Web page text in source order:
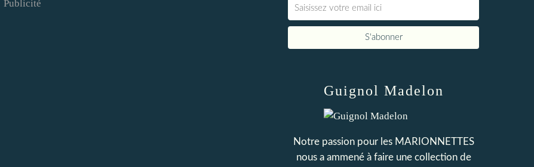
Publicité
Guignol Madelon
Notre passion pour les MARIONNETTES
nous a ammené à faire une collection de